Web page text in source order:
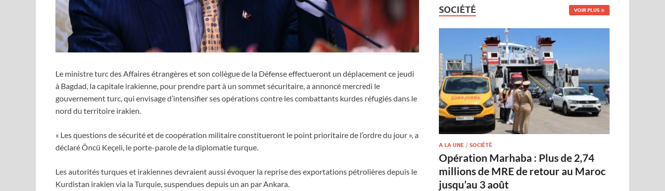
Le ministre turc des Affaires étrangères et son collègue de la Défense effectueront un déplacement ce jeudi
à Bagdad, la capitale irakienne, pour prendre part à un sommet sécuritaire, a annoncé mercredi le
gouvernement turc, qui envisage d’intensifier ses opérations contre les combattants kurdes réfugiés dans le
nord du territoire irakien.
« Les questions de sécurité et de coopération militaire constitueront le point prioritaire de l’ordre du jour », a
déclaré Öncü Keçeli, le porte-parole de la diplomatie turque.
Les autorités turques et irakiennes devraient aussi évoquer la reprise des exportations pétrolières depuis le
Kurdistan irakien via la Turquie, suspendues depuis un an par Ankara.
SOCIÉTÉ VOIR PLUS
A LA UNE /SOCIÉTÉ
Opération Marhaba : Plus de 2,74
millions de MRE de retour au Maroc
jusqu’au 3 août